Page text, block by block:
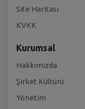
Site Haritası
KVKK
Kurumsal
Hakkımızda
Şirket Kültürü
Yönetim